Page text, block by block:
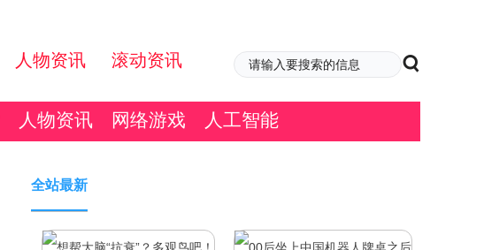
人物资讯 滚动资讯
人物资讯 网络游戏 人工智能
全站最新